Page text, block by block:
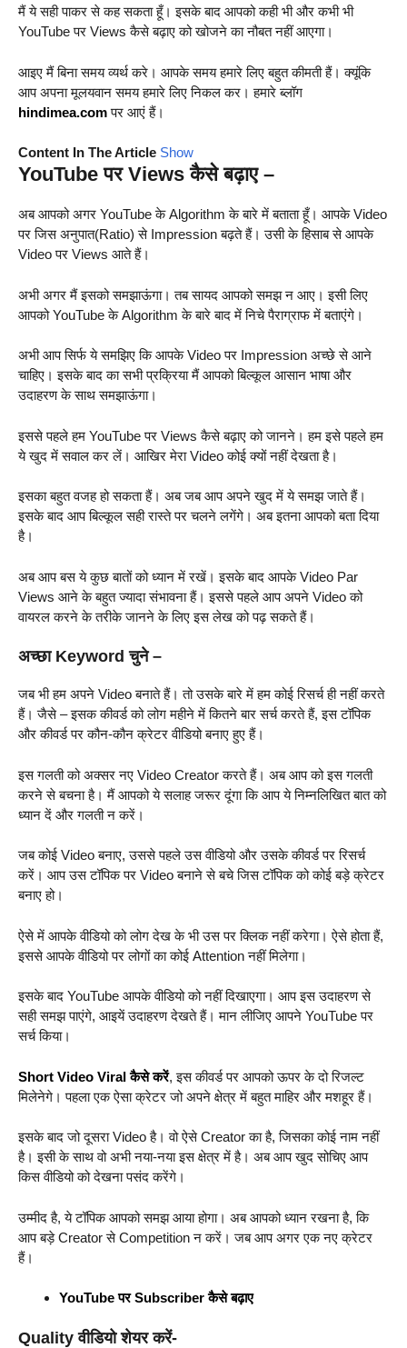
मैं ये सही पाकर से कह सकता हूँ। इसके बाद आपको कही भी और कभी भी
YouTube पर Views कैसे बढ़ाए को खोजने का नौबत नहीं आएगा।
आइए मैं बिना समय व्यर्थ करे। आपके समय हमारे लिए बहुत कीमती हैं। क्यूंकि
आप अपना मूलयवान समय हमारे लिए निकल कर। हमारे ब्लॉग
hindimea.comपर आएं हैं।
Content In The Article Show
YouTube पर Views कैसे बढ़ाए –
अब आपको अगर YouTube के Algorithm के बारे में बताता हूँ। आपके Video
पर जिस अनुपात(Ratio) से Impression बढ़ते हैं। उसी के हिसाब से आपके
Video पर Views आते हैं।
अभी अगर मैं इसको समझाऊंगा। तब सायद आपको समझ न आए। इसी लिए
आपको YouTube के Algorithm के बारे बाद में निचे पैराग्राफ में बताएंगे।
अभी आप सिर्फ ये समझिए कि आपके Video पर Impression अच्छे से आने
चाहिए। इसके बाद का सभी प्रक्रिया मैं आपको बिल्कूल आसान भाषा और
उदाहरण के साथ समझाऊंगा।
इससे पहले हम YouTube पर Views कैसे बढ़ाए को जानने। हम इसे पहले हम
ये खुद में सवाल कर लें। आखिर मेरा Video कोई क्यों नहीं देखता है।
इसका बहुत वजह हो सकता हैं। अब जब आप अपने खुद में ये समझ जाते हैं।
इसके बाद आप बिल्कूल सही रास्ते पर चलने लगेंगे। अब इतना आपको बता दिया
है।
अब आप बस ये कुछ बातों को ध्यान में रखें। इसके बाद आपके Video Par
Views आने के बहुत ज्यादा संभावना हैं। इससे पहले आप अपने Video को
वायरल करने के तरीके जानने के लिए इस लेख को पढ़ सकते हैं।
अच्छा Keyword चुने–
जब भी हम अपने Video बनाते हैं। तो उसके बारे में हम कोई रिसर्च ही नहीं करते
हैं। जैसे – इसक कीवर्ड को लोग महीने में कितने बार सर्च करते हैं, इस टॉपिक
और कीवर्ड पर कौन-कौन क्रेटर वीडियो बनाए हुए हैं।
इस गलती को अक्सर नए Video Creator करते हैं। अब आप को इस गलती
करने से बचना है। मैं आपको ये सलाह जरूर दूंगा कि आप ये निम्नलिखित बात को
ध्यान दें और गलती न करें।
जब कोई Video बनाए, उससे पहले उस वीडियो और उसके कीवर्ड पर रिसर्च
करें। आप उस टॉपिक पर Video बनाने से बचे जिस टॉपिक को कोई बड़े क्रेटर
बनाए हो।
ऐसे में आपके वीडियो को लोग देख के भी उस पर क्लिक नहीं करेगा। ऐसे होता हैं,
इससे आपके वीडियो पर लोगों का कोई Attention नहीं मिलेगा।
इसके बाद YouTube आपके वीडियो को नहीं दिखाएगा। आप इस उदाहरण से
सही समझ पाएंगे, आइयें उदाहरण देखते हैं। मान लीजिए आपने YouTube पर
सर्च किया।
Short Video Viral कैसे करें, इस कीवर्ड पर आपको ऊपर के दो रिजल्ट
मिलेनेगे। पहला एक ऐसा क्रेटर जो अपने क्षेत्र में बहुत माहिर और मशहूर हैं।
इसके बाद जो दूसरा Video है। वो ऐसे Creator का है, जिसका कोई नाम नहीं
है। इसी के साथ वो अभी नया-नया इस क्षेत्र में है। अब आप खुद सोचिए आप
किस वीडियो को देखना पसंद करेंगे।
उम्मीद है, ये टॉपिक आपको समझ आया होगा। अब आपको ध्यान रखना है, कि
आप बड़े Creator से Competition न करें। जब आप अगर एक नए क्रेटर
हैं।
YouTube पर Subscriber कैसे बढ़ाए
Quality वीडियो शेयर करें-